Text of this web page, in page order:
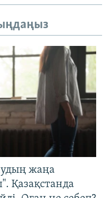
жаңа
Қазақстанда